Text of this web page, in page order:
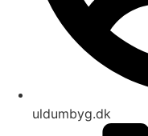
uldumbyg.dk